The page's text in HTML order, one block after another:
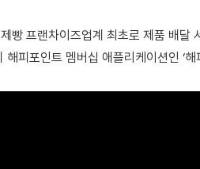
빵 프랜차이즈업계 최초로 제품 배달
피포인트 멤버십 애플리케이션인 ‘